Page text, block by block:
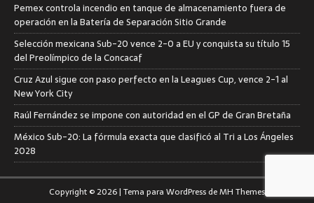
Pemex controla incendio en tanque de almacenamiento fuera de
operación en la Batería de Separación Sitio Grande
Selección mexicana Sub-20 vence 2-0 a EU y conquista su título 15
del Preolímpico de la Concacaf
Cruz Azul sigue con paso perfecto en la Leagues Cup, vence 2-1 al
New York City
Raúl Fernández se impone con autoridad en el GP de Gran Bretaña
México Sub-20: La fórmula exacta que clasificó al Tri a Los Ángeles
2028
Copyright © 2026 | Tema para WordPress deMH Themes